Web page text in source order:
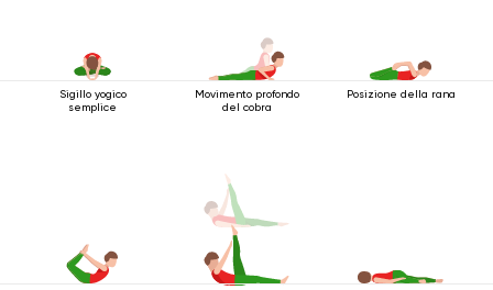
Sigillo yogico
semplice
Movimento profondo
del cobra
Posizione della rana